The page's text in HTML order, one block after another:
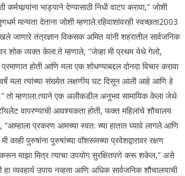
कर्मचार्‍यांना भाड्याने देण्यासाठी निधी वाटप करावा,” जोशी
मान्यता देताना जोशी म्हणाले.रहिवाशांवरही स्वच्छता2003
जाणारे तंत्रज्ञान विकसक अमित यांनी शहरातील सार्वजनिक
शोक व्यक्त केला.ते म्हणाले, “जेव्हा मी प्रथम येथे गेलो,
होती आणि मला एक शोधण्याबद्दल दोनदा विचार करावा
मला त्यांच्या संख्येत लक्षणीय घट दिसून आली आहे आणि हे
म्हणाला.त्याने एक अलीकडील अनुभव सामायिक केला जेथे
वापरण्याची आवश्यकता होती, फक्त महिलांचे शौचालय
“आम्हाला प्रकरण आमच्या स्वत: च्या हातात घ्यावे लागले आणि
काही पुरुषांना पुरुषांच्या वॉशरूमच्या प्रवेशद्वारावर रक्षण
माझा मित्र त्याचा उपयोग सुरक्षितपणे करू शकेल,” असे
व्यवहार्य उपाय नव्हता आणि अधिक सार्वजनिक शौचालयाची